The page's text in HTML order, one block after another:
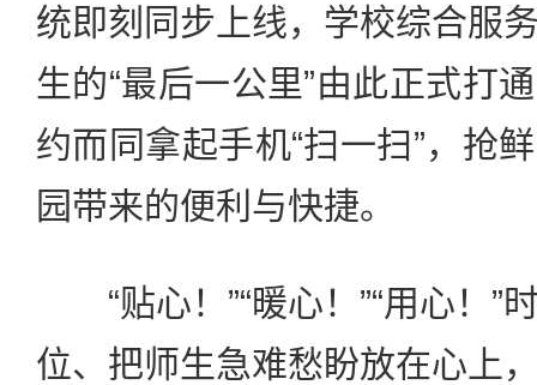
统即刻同步上线，学校综合服
生的“最后一公里”由此正式打
约而同拿起手机“扫一扫”，抢
园带来的便利与快捷。
“贴心！”“暖心！”“用心！”
位、把师生急难愁盼放在心上